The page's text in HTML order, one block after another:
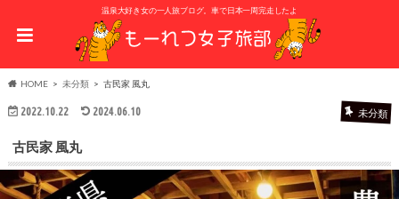
温泉大好き女の一人旅ブログ。車で日本一周完走したよ
HOME 未分類 古民家 風丸
2022.10.22 2024.06.10 未分類
古民家 風丸